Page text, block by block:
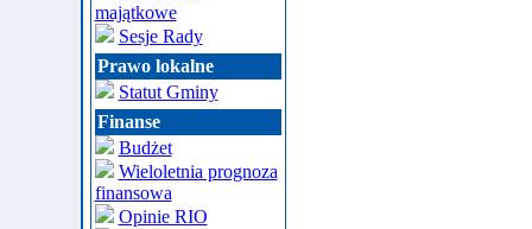
majątkowe
Sesje Rady
Prawo lokalne
Statut Gminy
Finanse
Budżet
Wieloletnia prognoza
finansowa
Opinie RIO